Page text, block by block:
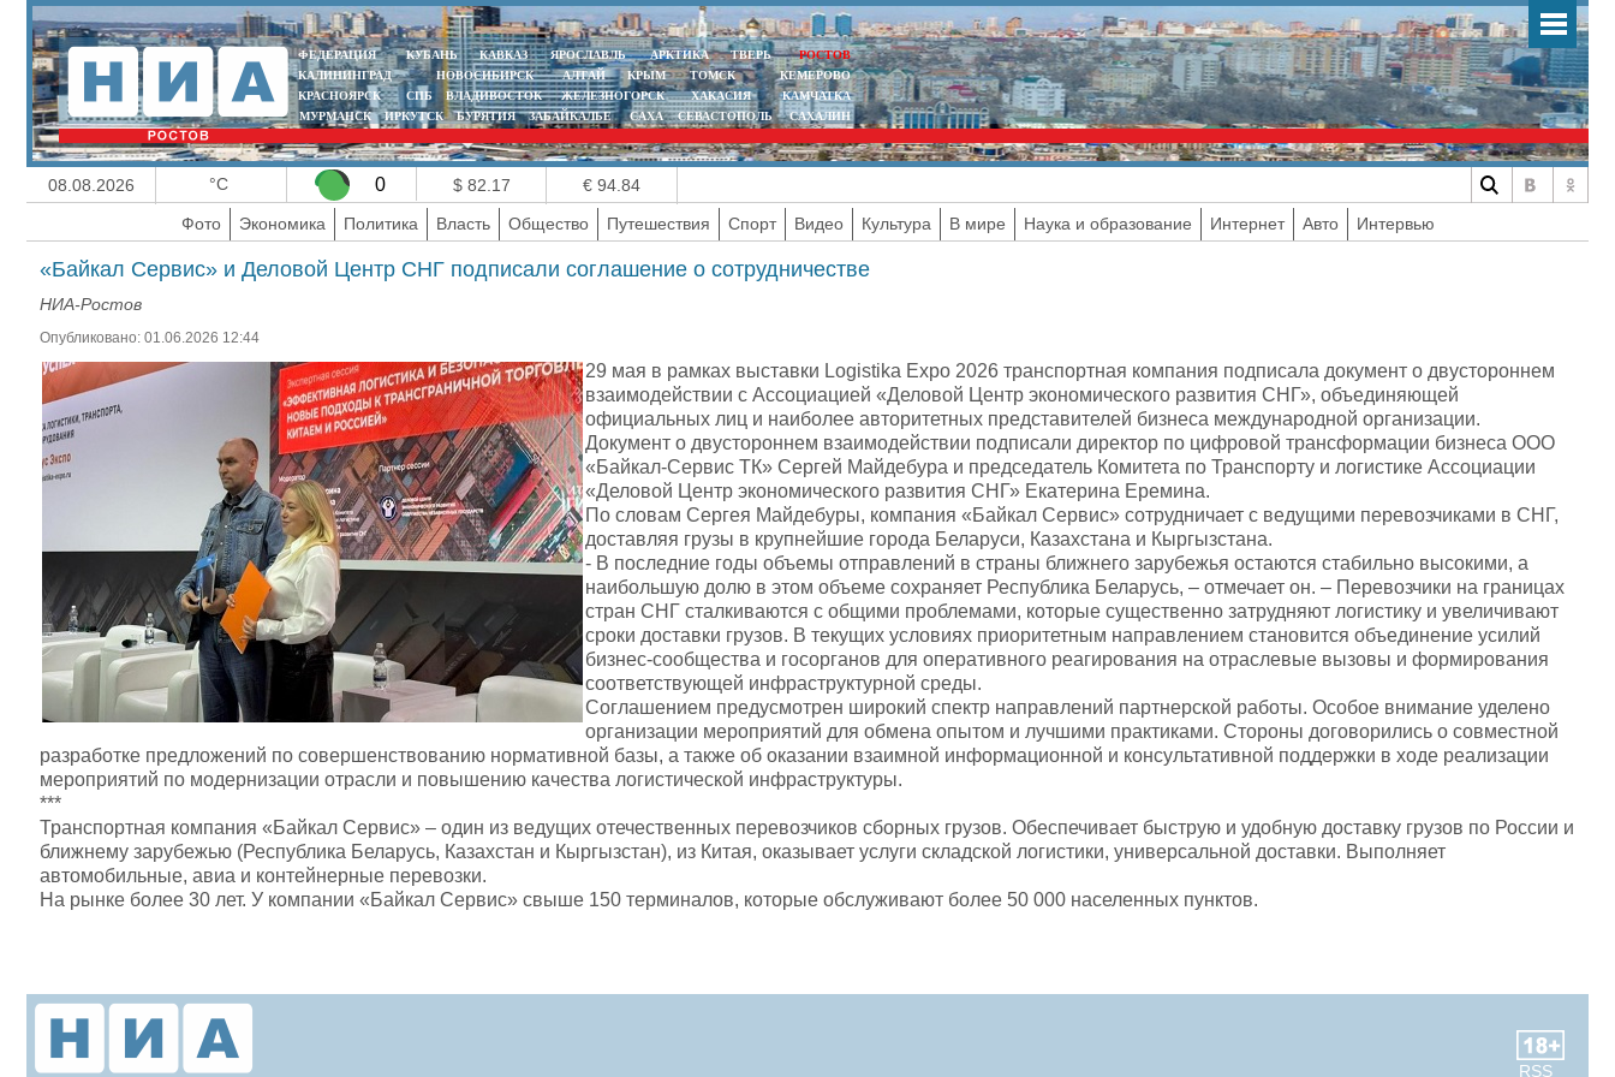
ФЕДЕРАЦИЯ КУБАНЬ КАВКАЗ ЯРОСЛАВЛЬ АРКТИКА ТВЕРЬ
РОСТОВ
КАЛИНИНГРАД
НОВОСИБИРСК АЛТАЙ КРЫМ ТОМСК
КЕМЕРОВО
КРАСНОЯРСК
СПБ ВЛАДИВОСТОК ЖЕЛЕЗНОГОРСК ХАКАСИЯ
КАМЧАТКА
МУРМАНСК
ИРКУТСК БУРЯТИЯ ЗАБАЙКАЛЬЕ САХА СЕВАСТОПОЛЬ САХАЛИН
08.08.2026 °C 0 $ 82.17
€ 94.84
Фото
Экономика Политика Власть Общество Путешествия Спорт Видео Культура В мире Наука и образование Интернет Авто Интервью
«Байкал Сервис» и Деловой Центр СНГ подписали соглашение о сотрудничестве
НИА-Ростов
Опубликовано: 01.06.2026 12:44
29 мая в рамках выставки Logistika Expo 2026 транспортная компания подписала документ о двустороннем
взаимодействии с Ассоциацией «Деловой Центр экономического развития СНГ», объединяющей
официальных лиц и наиболее авторитетных представителей бизнеса международной организации.
Документ о двустороннем взаимодействии подписали директор по цифровой трансформации бизнеса ООО
«Байкал-Сервис ТК» Сергей Майдебура и председатель Комитета по Транспорту и логистике Ассоциации
«Деловой Центр экономического развития СНГ» Екатерина Еремина.
По словам Сергея Майдебуры, компания «Байкал Сервис» сотрудничает с ведущими перевозчиками в СНГ,
доставляя грузы в крупнейшие города Беларуси, Казахстана и Кыргызстана.
- В последние годы объемы отправлений в страны ближнего зарубежья остаются стабильно высокими, а
наибольшую долю в этом объеме сохраняет Республика Беларусь, – отмечает он. – Перевозчики на границах
стран СНГ сталкиваются с общими проблемами, которые существенно затрудняют логистику и увеличивают
сроки доставки грузов. В текущих условиях приоритетным направлением становится объединение усилий
бизнес‑сообщества и госорганов для оперативного реагирования на отраслевые вызовы и формирования
соответствующей инфраструктурной среды.
Соглашением предусмотрен широкий спектр направлений партнерской работы. Особое внимание уделено
организации мероприятий для обмена опытом и лучшими практиками. Стороны договорились о совместной
разработке предложений по совершенствованию нормативной базы, а также об оказании взаимной информационной и консультативной поддержки в ходе реализации
мероприятий по модернизации отрасли и повышению качества логистической инфраструктуры.
***
Транспортная компания «Байкал Сервис» – один из ведущих отечественных перевозчиков сборных грузов. Обеспечивает быструю и удобную доставку грузов по России и
ближнему зарубежью (Республика Беларусь, Казахстан и Кыргызстан), из Китая, оказывает услуги складской логистики, универсальной доставки. Выполняет
автомобильные, авиа и контейнерные перевозки.
На рынке более 30 лет. У компании «Байкал Сервис» свыше 150 терминалов, которые обслуживают более 50 000 населенных пунктов.
RSS